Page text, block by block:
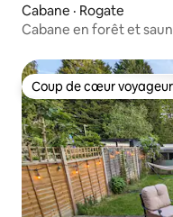
Cabane · Rogate
Cabane en forêt et
Coup de cœur
Coup de cœur